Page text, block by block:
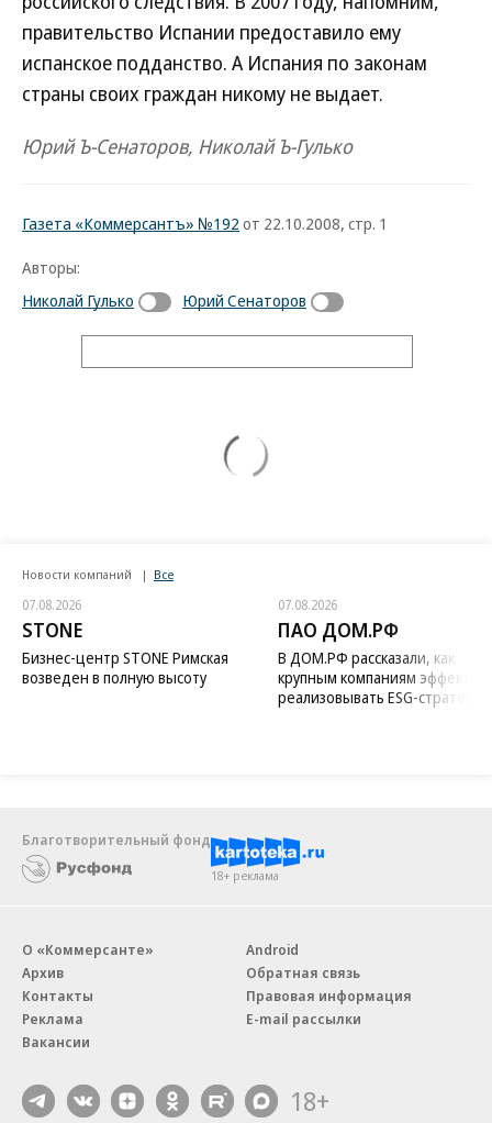
правительство Испании предоставило ему
испанское подданство. А Испания по законам
страны своих граждан никому не выдает.
Юрий Ъ-Сенаторов, Николай Ъ-Гулько
Газета «Коммерсантъ» №192 от 22.10.2008, стр. 1
Авторы:
Николай Гулько
Юрий Сенаторов
07.08.2026
STONE
07.08.2026
ПАО ДОМ.РФ
реализовывать ESG-стратегию
Благотворительный фонд
18+ реклама